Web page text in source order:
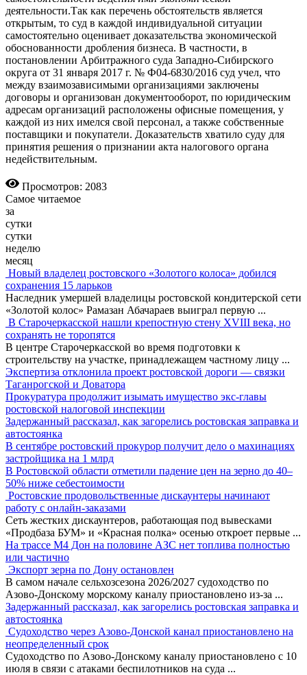
деятельности.Так как перечень обстоятельств является
открытым, то суд в каждой индивидуальной ситуации
самостоятельно оценивает доказательства экономической
обоснованности дробления бизнеса. В частности, в
постановлении Арбитражного суда Западно-Сибирского
округа от 31 января 2017 г. № Ф04-6830/2016 суд учел, что
между взаимозависимыми организациями заключены
договоры и организован документооборот, по юридическим
адресам организаций расположены офисные помещения, у
каждой из них имелся свой персонал, а также собственные
поставщики и покупатели. Доказательств хватило суду для
принятия решения о признании акта налогового органа
недействительным.
Просмотров: 2083
Самое читаемое
за
сутки
сутки
неделю
месяц
Новый владелец ростовского «Золотого колоса» добился
сохранения 15 ларьков
Наследник умершей владелицы ростовской кондитерской сети
«Золотой колос» Рамазан Абачараев выиграл первую ...
В Старочеркасской нашли крепостную стену XVIII века, но
сохранять не торопятся
В центре Старочеркасской во время подготовки к
строительству на участке, принадлежащем частному лицу ...
Экспертиза отклонила проект ростовской дороги — связки
Таганрогской и Доватора
Прокуратура продолжит изымать имущество экс-главы
ростовской налоговой инспекции
Задержанный рассказал, как загорелись ростовская заправка и
автостоянка
В сентябре ростовский прокурор получит дело о махинациях
застройщика на 1 млрд
В Ростовской области отметили падение цен на зерно до 40–
50% ниже себестоимости
Ростовские продовольственные дискаунтеры начинают
работу с онлайн-заказами
Сеть жестких дискаунтеров, работающая под вывесками
«Продбаза БУМ» и «Красная полка» осенью откроет первые ...
На трассе М4 Дон на половине АЗС нет топлива полностью
или частично
Экспорт зерна по Дону остановлен
В самом начале сельхозсезона 2026/2027 судоходство по
Азово-Донскому морскому каналу приостановлено из-за ...
Задержанный рассказал, как загорелись ростовская заправка и
автостоянка
Судоходство через Азово-Донской канал приостановлено на
неопределенный срок
Судоходство по Азово-Донскому каналу приостановлено с 10
июля в связи с атаками беспилотников на суда ...